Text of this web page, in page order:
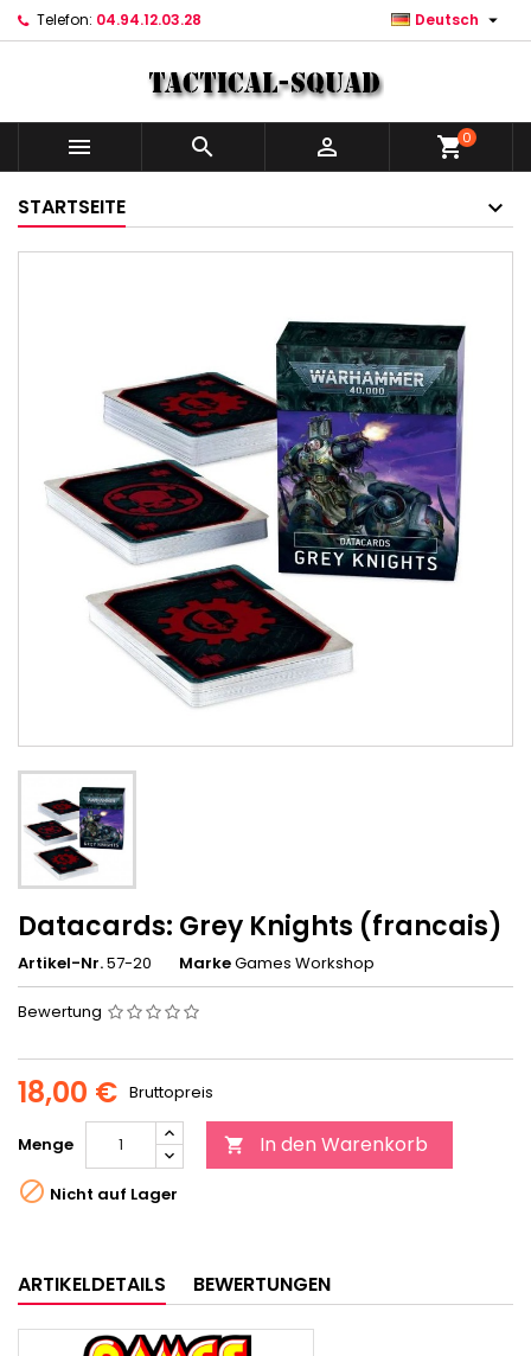
Telefon: 04.94.12.03.28 Deutsch 
   shopping_cart0
STARTSEITE
Datacards: Grey Knights (francais)
Artikel-Nr.57-20 MarkeGames Workshop
Bewertung
18,00 € Bruttopreis
Menge  In den Warenkorb
 Nicht auf Lager
ARTIKELDETAILS BEWERTUNGEN